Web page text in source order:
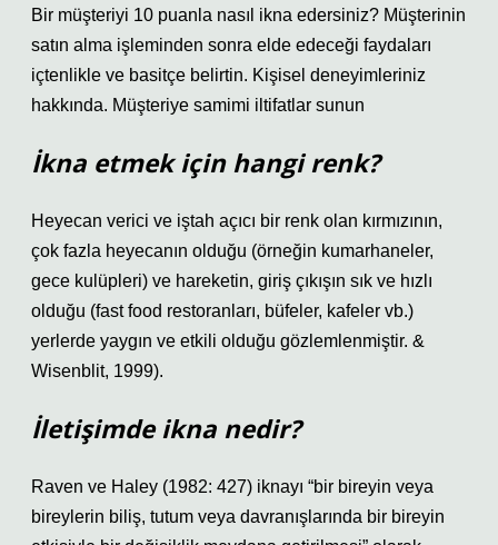
Bir müşteriyi 10 puanla nasıl ikna edersiniz? Müşterinin
satın alma işleminden sonra elde edeceği faydaları
içtenlikle ve basitçe belirtin. Kişisel deneyimleriniz
hakkında. Müşteriye samimi iltifatlar sunun
İkna etmek için hangi renk?
Heyecan verici ve iştah açıcı bir renk olan kırmızının,
çok fazla heyecanın olduğu (örneğin kumarhaneler,
gece kulüpleri) ve hareketin, giriş çıkışın sık ve hızlı
olduğu (fast food restoranları, büfeler, kafeler vb.)
yerlerde yaygın ve etkili olduğu gözlemlenmiştir. &
Wisenblit, 1999).
İletişimde ikna nedir?
Raven ve Haley (1982: 427) iknayı “bir bireyin veya
bireylerin biliş, tutum veya davranışlarında bir bireyin